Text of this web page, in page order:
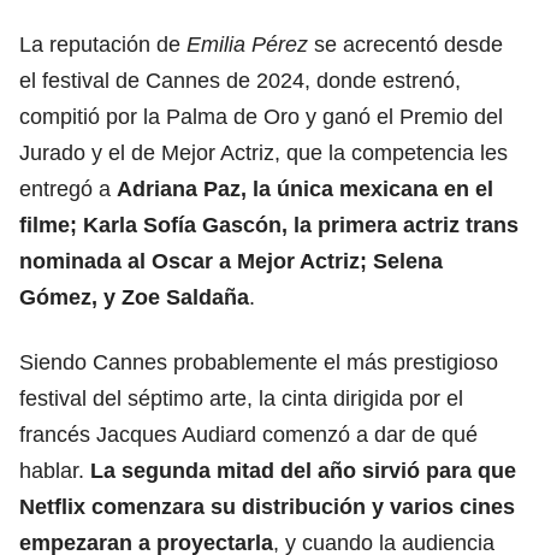
La reputación de Emilia Pérez se acrecentó desde
el festival de Cannes de 2024, donde estrenó,
compitió por la Palma de Oro y ganó el Premio del
Jurado y el de Mejor Actriz, que la competencia les
entregó a Adriana Paz, la única mexicana en el
filme; Karla Sofía Gascón, la primera actriz trans
nominada al Oscar a Mejor Actriz; Selena
Gómez, y Zoe Saldaña.
Siendo Cannes probablemente el más prestigioso
festival del séptimo arte, la cinta dirigida por el
francés Jacques Audiard comenzó a dar de qué
hablar. La segunda mitad del año sirvió para que
Netflix comenzara su distribución y varios cines
empezaran a proyectarla, y cuando la audiencia